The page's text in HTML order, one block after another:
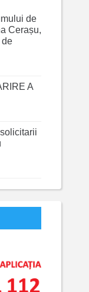
de
Cerașu,
de
A